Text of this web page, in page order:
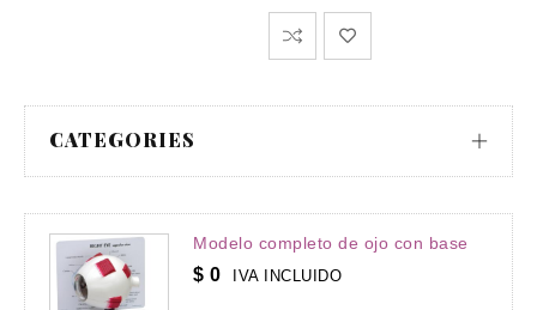
CATEGORIES
Modelo completo de ojo con base
$ 0 IVA INCLUIDO